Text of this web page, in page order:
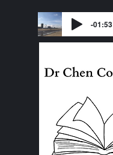
-01:53